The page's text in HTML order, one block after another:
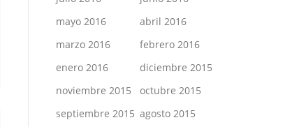
mayo 2016
abril 2016
marzo 2016
febrero 2016
enero 2016
diciembre 2015
noviembre 2015
octubre 2015
septiembre 2015 agosto 2015